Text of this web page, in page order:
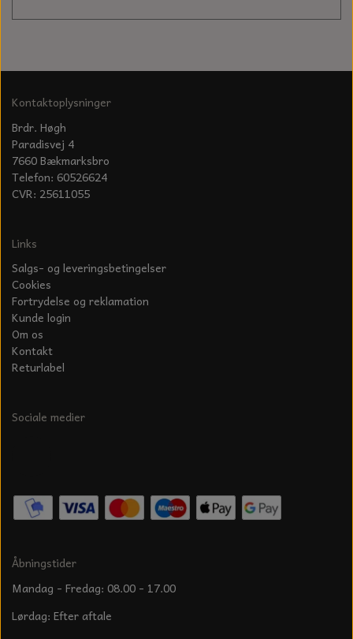
Kontaktoplysninger
Brdr. Høgh
Paradisvej 4
7660 Bækmarksbro
Telefon: 60526624
CVR: 25611055
Links
Salgs- og leveringsbetingelser
Cookies
Fortrydelse og reklamation
Kunde login
Om os
Kontakt
Returlabel
Sociale medier
Åbningstider
Mandag - Fredag: 08.00 - 17.00
Lørdag: Efter aftale